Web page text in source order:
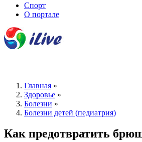
Спорт
О портале
Главная »
Здоровье »
Болезни »
Болезни детей (педиатрия)
Как предотвратить